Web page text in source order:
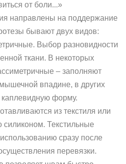
от боли...»
направлены на поддержание
бывают двух видов:
Выбор разновидности
ткани. В некоторых
– заполняют
впадине, в других
форму.
из текстиля или
силиконом. Текстильные
сразу после
перевязки.